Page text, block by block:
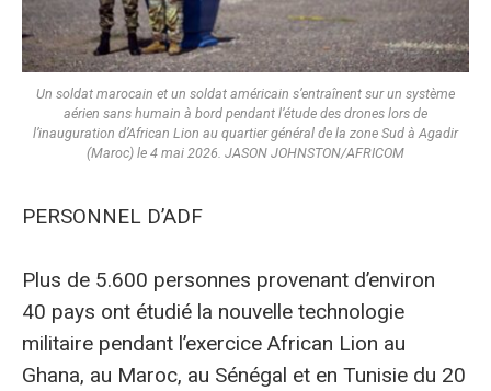
Un soldat marocain et un soldat américain s’entraînent sur un système
aérien sans humain à bord pendant l’étude des drones lors de
l’inauguration d’African Lion au quartier général de la zone Sud à Agadir
(Maroc) le 4 mai 2026. JASON JOHNSTON/AFRICOM
PERSONNEL D’ADF
Plus de 5.600 personnes provenant d’environ
40 pays ont étudié la nouvelle technologie
militaire pendant l’exercice African Lion au
Ghana, au Maroc, au Sénégal et en Tunisie du 20